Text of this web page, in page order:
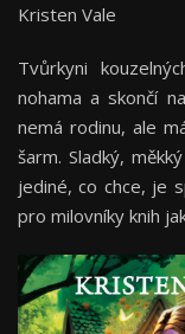
Kristen Vale
Tvůrkyni
nohama a skončí
nemá rodinu, ale
šarm. Sladký,
jediné, co chce, je
pro milovníky knih